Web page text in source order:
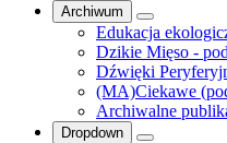
Archiwum
Edukacja
Dzikie Mięso -
Dźwięki
(MA)Ciekawe
Archiwalne
Dropdown